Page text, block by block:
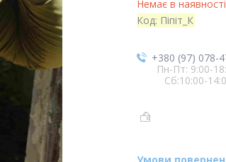
Немає в наявності
Код: Піпіт_К
+380 (97) 078-
Пн-Пт: 9:00-
Сб:10:00-